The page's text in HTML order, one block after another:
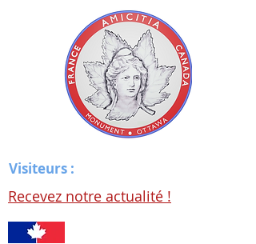
Visiteurs :
Recevez notre actualité !